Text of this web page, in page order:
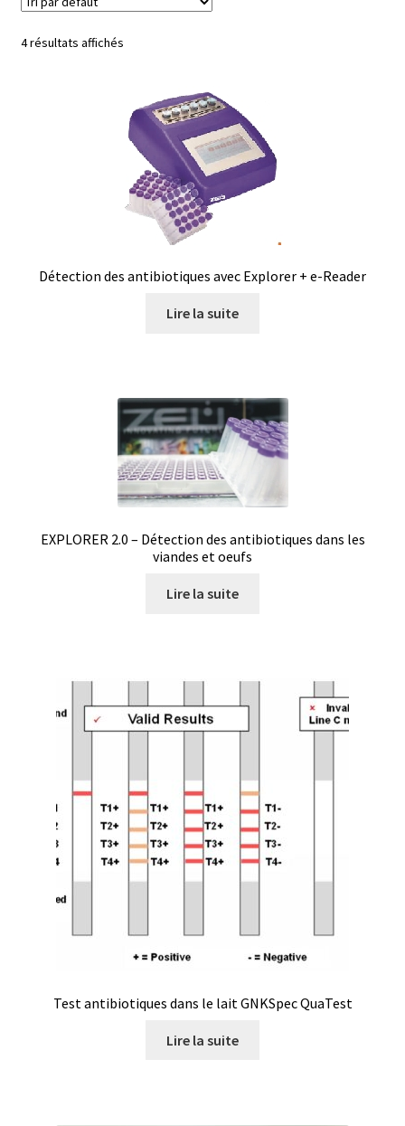
Afficheur
Agitateurs pour cultures
Agitation – Moteur
Analyse de composés chimiques
Analyse des antibiotiques
Appareils de laboratoire
Armoires antidéflagrantes EX
Autoclave
Automation avec Labvision
Automatisation avec Lea
Bain-marie et thermostat
4 résultats affichés
Détection des antibiotiques avec Explorer + e-Reader
Lire la suite
EXPLORER 2.0 – Détection des antibiotiques dans les
viandes et oeufs
Lire la suite
Test antibiotiques dans le lait GNKSpec QuaTest
Lire la suite